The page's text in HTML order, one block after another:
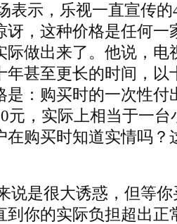
表示，乐视一直宣传
讶，这种价格是任何一
际做出来了。他说，电
年甚至更长的时间，以
是：购买时的一次性付
元，实际上相当于一
在购买时知道实情吗？
说是很大诱惑，但等
到你的实际负担超出正